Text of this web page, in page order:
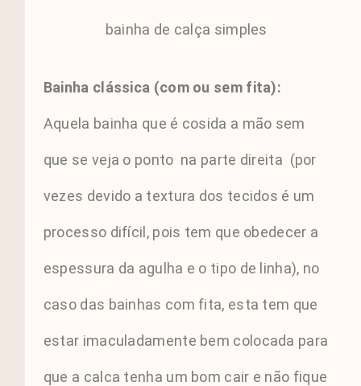
bainha de calça simples
Bainha clássica (com ou sem fita):
Aquela bainha que é cosida a mão sem
que se veja o ponto na parte direita (por
vezes devido a textura dos tecidos é um
processo difícil, pois tem que obedecer a
espessura da agulha e o tipo de linha), no
caso das bainhas com fita, esta tem que
estar imaculadamente bem colocada para
que a calca tenha um bom cair e não fique